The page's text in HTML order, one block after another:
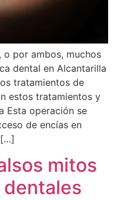
por ambos, muchos
dental en Alcantarilla
tratamientos de
estos tratamientos y
Esta operación se
de encías en
[…]
mitos